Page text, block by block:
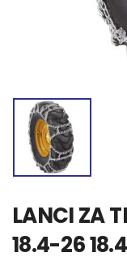
LANCI ZA
18.4-26